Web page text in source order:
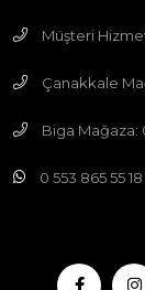
Müşteri
Çanakkale
Biga Mağaza:
0 553 865 55 18